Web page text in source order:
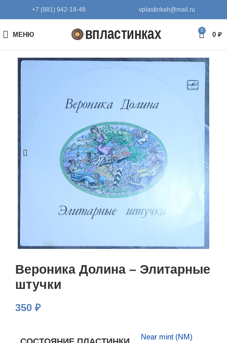
+7 (981) 942-18-48 vplastinkah@mail.ru
МЕНЮ
0
0 ₽
Вероника Долина – Элитарные
штучки
350 ₽
Near mint (NM)